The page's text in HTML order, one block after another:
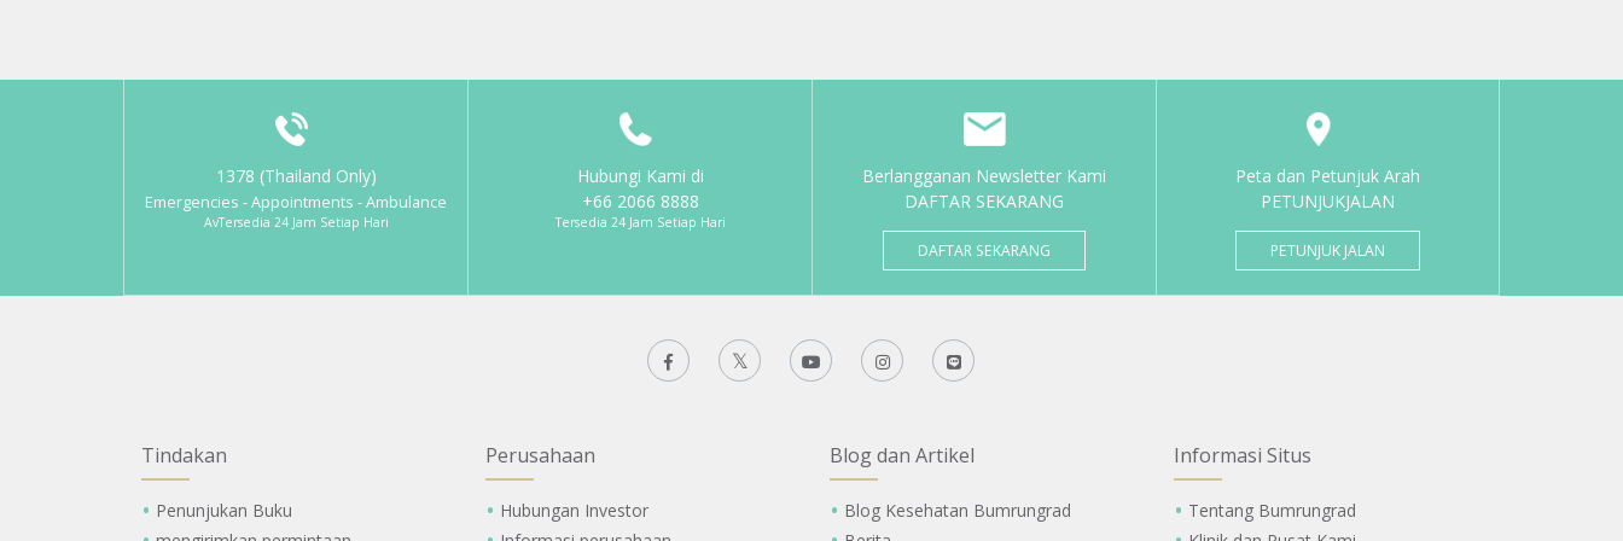
1378 (Thailand Only)
Emergencies - Appointments - Ambulance
AvTersedia 24 Jam Setiap Hari
Hubungi Kami di
+66 2066 8888
Tersedia 24 Jam Setiap Hari
Berlangganan Newsletter Kami
DAFTAR SEKARANG
DAFTAR SEKARANG
Peta dan Petunjuk Arah
PETUNJUKJALAN
PETUNJUK JALAN
Tindakan
Penunjukan Buku
Perusahaan
Hubungan Investor
Blog dan Artikel
Blog Kesehatan Bumrungrad
Informasi Situs
Tentang Bumrungrad